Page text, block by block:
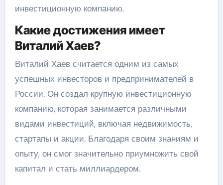
инвестиционную компанию.
Какие достижения имеет
Виталий Хаев?
Виталий Хаев считается одним из самых
успешных инвесторов и предпринимателей в
России. Он создал крупную инвестиционную
компанию, которая занимается различными
видами инвестиций, включая недвижимость,
стартапы и акции. Благодаря своим знаниям и
опыту, он смог значительно приумножить свой
капитал и стать миллиардером.